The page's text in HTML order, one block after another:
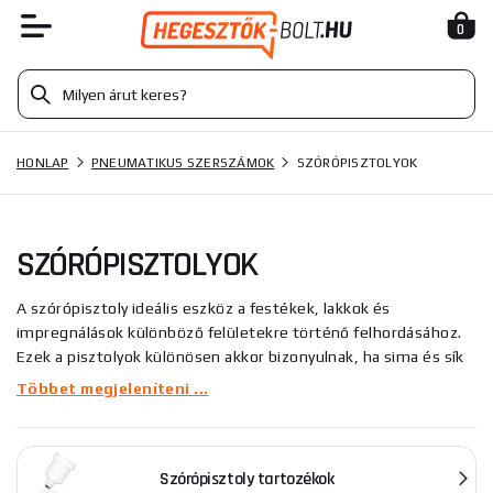
0
HONLAP PNEUMATIKUS SZERSZÁMOK SZÓRÓPISZTOLYOK
SZÓRÓPISZTOLYOK
A szórópisztoly ideális eszköz a festékek, lakkok és
impregnálások különböző felületekre történő felhordásához.
Ezek a pisztolyok különösen akkor bizonyulnak, ha sima és sík
felületeken dolgoznak, amelyek pontos és egyenletes
létezik, amelyek különböznek a festék felhordásának módjától
és egyéb paraméterektől. Segítünk kiválasztani az igényeinek
leginkább megfelelő szórópisztolyt. Olvass tovább.
Többet megjeleníteni ...
Szórópisztoly tartozékok